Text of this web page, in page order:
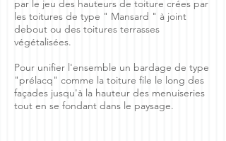
par le jeu des hauteurs de toiture crées par
les toitures de type " Mansard " à joint
debout ou des toitures terrasses
végétalisées.
Pour unifier l'ensemble un bardage de type
"prélacq" comme la toiture file le long des
façades jusqu'à la hauteur des menuiseries
tout en se fondant dans le paysage.